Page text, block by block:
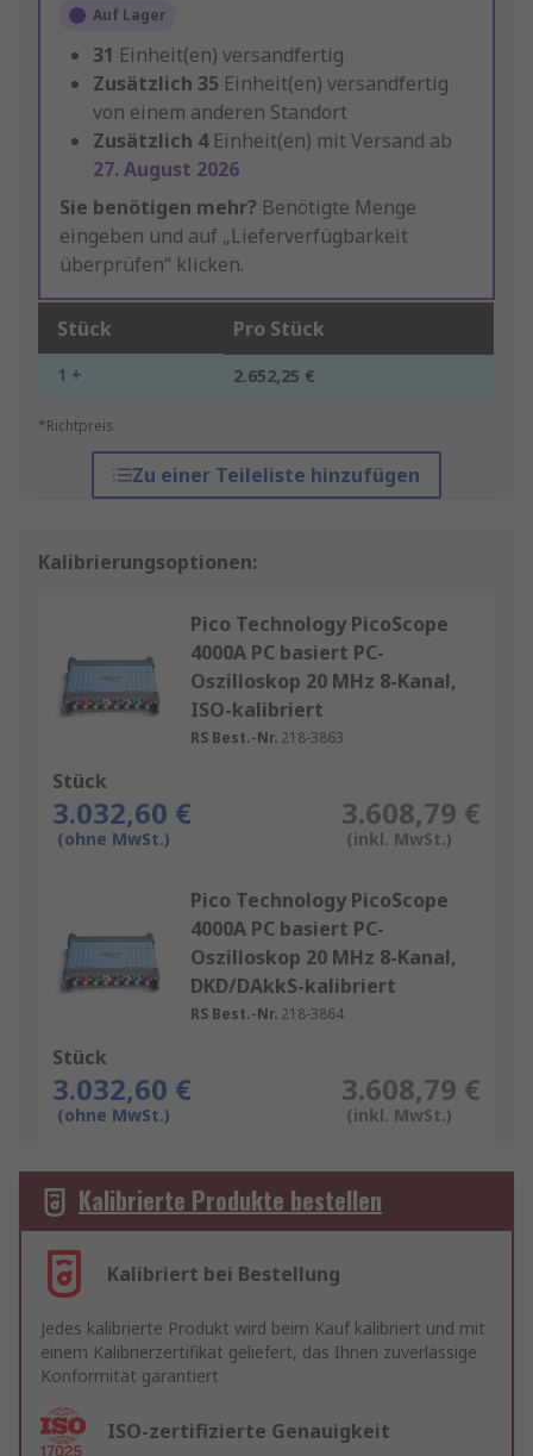
Auf Lager
31 Einheit(en) versandfertig
Zusätzlich 35 Einheit(en) versandfertig
von einem anderen Standort
Zusätzlich 4 Einheit(en) mit Versand ab
27. August 2026
Sie benötigen mehr? Benötigte Menge
eingeben und auf „Lieferverfügbarkeit
überprüfen“ klicken.
Stück Pro Stück
1 + 2.652,25 €
*Richtpreis
Zu einer Teileliste hinzufügen
Kalibrierungsoptionen:
Pico Technology PicoScope
4000A PC basiert PC-
Oszilloskop 20 MHz 8-Kanal,
ISO-kalibriert
RS Best.-Nr. 218-3863
Stück
3.032,60 €
(ohne MwSt.)
3.608,79 €
(inkl. MwSt.)
Pico Technology PicoScope
4000A PC basiert PC-
Oszilloskop 20 MHz 8-Kanal,
DKD/DAkkS-kalibriert
RS Best.-Nr. 218-3864
Stück
3.032,60 €
(ohne MwSt.)
3.608,79 €
(inkl. MwSt.)
Kalibrierte Produkte bestellen
Kalibriert bei Bestellung
Jedes kalibrierte Produkt wird beim Kauf kalibriert und mit
einem Kalibrierzertifikat geliefert, das Ihnen zuverlässige
Konformität garantiert
ISO-zertifizierte Genauigkeit